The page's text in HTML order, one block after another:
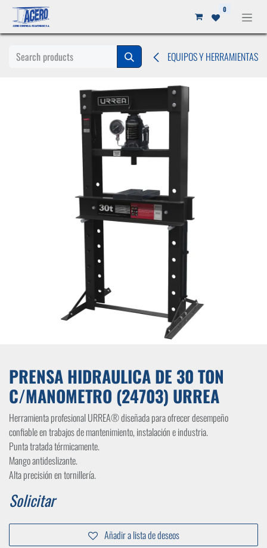
Ir al contenido 0
EQUIPOS Y HERRAMIENTAS
PRENSA HIDRAULICA DE 30 TON
C/MANOMETRO (24703) URREA
Herramienta profesional URREA® diseñada para ofrecer desempeño
confiable en trabajos de mantenimiento, instalación e industria.
Punta tratada térmicamente.
Mango antideslizante.
Alta precisión en tornillería.
Solicitar
Añadir a lista de deseos